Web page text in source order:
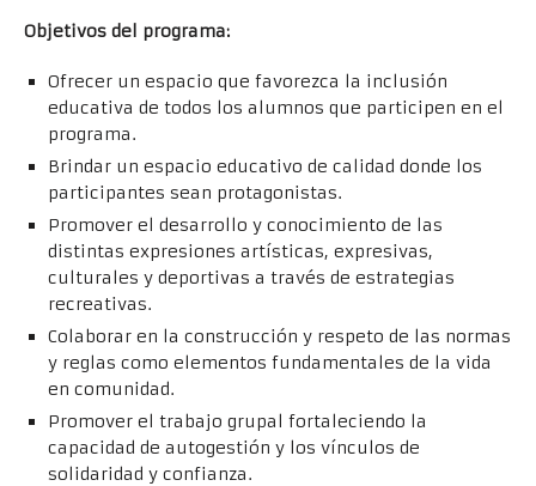
Objetivos del programa:
Ofrecer un espacio que favorezca la inclusión
educativa de todos los alumnos que participen en el
programa.
Brindar un espacio educativo de calidad donde los
participantes sean protagonistas.
Promover el desarrollo y conocimiento de las
distintas expresiones artísticas, expresivas,
culturales y deportivas a través de estrategias
recreativas.
Colaborar en la construcción y respeto de las normas
y reglas como elementos fundamentales de la vida
en comunidad.
Promover el trabajo grupal fortaleciendo la
capacidad de autogestión y los vínculos de
solidaridad y confianza.